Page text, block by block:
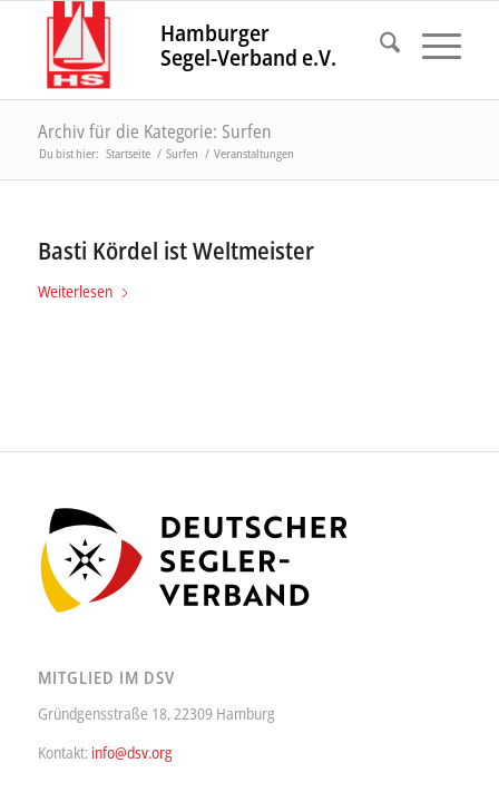
Hamburger
Segel-Verband e.V.
Archiv für die Kategorie: Surfen
Du bist hier: Startseite / Surfen / Veranstaltungen
Basti Kördel ist Weltmeister
Weiterlesen
MITGLIED IM DSV
Gründgensstraße 18, 22309 Hamburg
Kontakt: info@dsv.org